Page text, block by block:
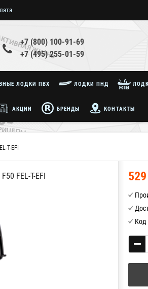
+7 (800) 100-91-69
+7 (495) 255-01-59
ЛОДКИ ПВХ ЛОДКИ ПНД
АКЦИИ БРЕНДЫ КОНТАКТЫ
T-EFI
FEL-T-EFI
Код